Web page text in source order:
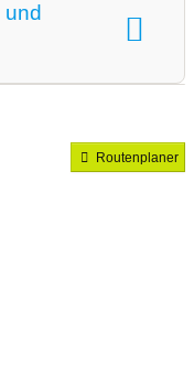
Routenplaner